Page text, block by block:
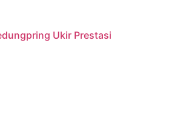
Ukir Prestasi